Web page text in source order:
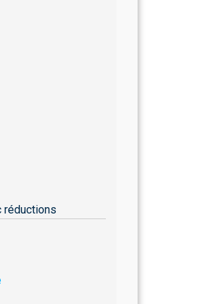
réductions